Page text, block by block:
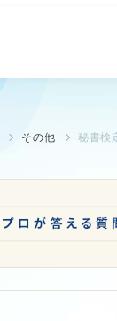
その他 秘書検